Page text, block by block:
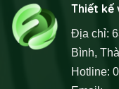
Thiết kế
Địa chỉ:
Bình,
Hotline: